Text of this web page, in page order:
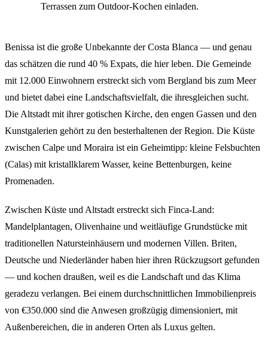
Terrassen zum Outdoor-Kochen einladen.
Benissa ist die große Unbekannte der Costa Blanca — und genau
das schätzen die rund 40 % Expats, die hier leben. Die Gemeinde
mit 12.000 Einwohnern erstreckt sich vom Bergland bis zum Meer
und bietet dabei eine Landschaftsvielfalt, die ihresgleichen sucht.
Die Altstadt mit ihrer gotischen Kirche, den engen Gassen und den
Kunstgalerien gehört zu den besterhaltenen der Region. Die Küste
zwischen Calpe und Moraira ist ein Geheimtipp: kleine Felsbuchten
(Calas) mit kristallklarem Wasser, keine Bettenburgen, keine
Promenaden.
Zwischen Küste und Altstadt erstreckt sich Finca-Land:
Mandelplantagen, Olivenhaine und weitläufige Grundstücke mit
traditionellen Natursteinhäusern und modernen Villen. Briten,
Deutsche und Niederländer haben hier ihren Rückzugsort gefunden
— und kochen draußen, weil es die Landschaft und das Klima
geradezu verlangen. Bei einem durchschnittlichen Immobilienpreis
von €350.000 sind die Anwesen großzügig dimensioniert, mit
Außenbereichen, die in anderen Orten als Luxus gelten.